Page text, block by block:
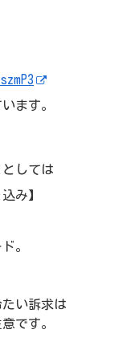
ます。
しては
み】
。
たい訴求は
です。